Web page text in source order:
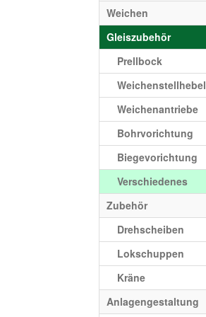
Weichen
Gleiszubehör
Prellbock
Weichenstellhebel
Weichenantriebe
Bohrvorichtung
Biegevorichtung
Verschiedenes
Zubehör
Drehscheiben
Lokschuppen
Kräne
Anlagengestaltung